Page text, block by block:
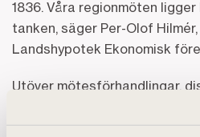
1836. Våra regionmöten
tanken, säger Per-Olof
Landshypotek Ekonomisk
Utöver mötesförhandlingar,
verksamhetens kärnfrågor
till sina medlemmar, som för